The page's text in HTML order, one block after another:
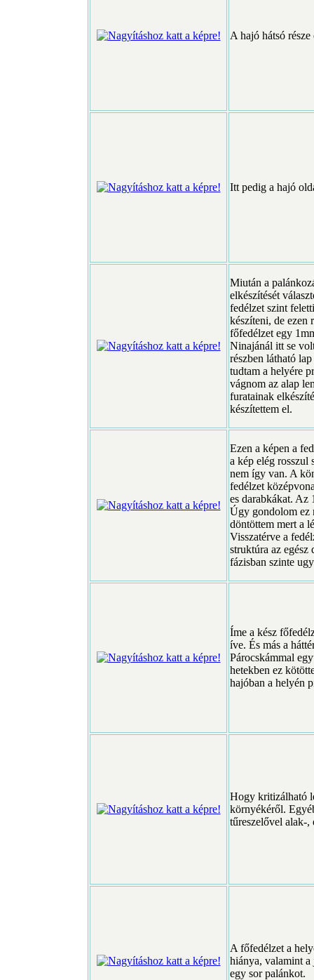
A hajó hátsó
Itt pedig a hajó
Miután a
elkészítését
fedélzet szint
készíteni, de ezen
főfedélzet egy
Ninajánál itt se
részben látható
tudtam a helyére
vágnom az alap
furatainak
készítettem el.
Ezen a képen a
a kép elég rosszul
nem így van. A
fedélzet
es darabkákat. Az
Úgy gondolom ez
döntöttem mert a
Visszatérve a
struktúra az
fázisban szinte
Íme a kész
íve. És más a
Párocskámmal
hetekben ez
hajóban a helyén
Hogy kritizálható
környékéről.
tűreszelővel alak-,
A főfedélzet a
hiánya, valamint a
egy sor palánkot.